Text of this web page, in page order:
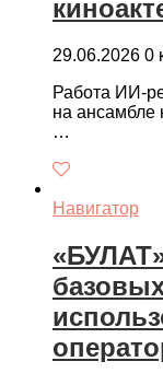
29.06.2026 0
Работа ИИ-
на ансамбле
…
Навигатор